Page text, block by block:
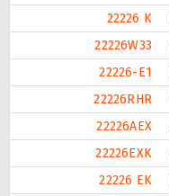
22226 K
22226W33
22226-E1
22226RHR
22226AEX
22226EXK
22226 EK